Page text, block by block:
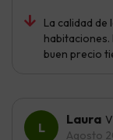
La calidad de
habitaciones.
buen precio
Laura
Agosto